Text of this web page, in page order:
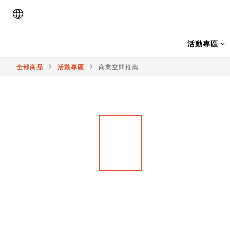
活動專區
全部商品 活動專區 商業空間推薦